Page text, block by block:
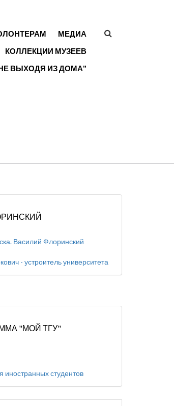
ФОРМА
МЕДИА
КОЛЛЕКЦИИ МУЗЕЕВ
ВЫХОДЯ ИЗ ДОМА"
Василий Флоринский
- устроитель университета
"МОЙ ТГУ"
студентов